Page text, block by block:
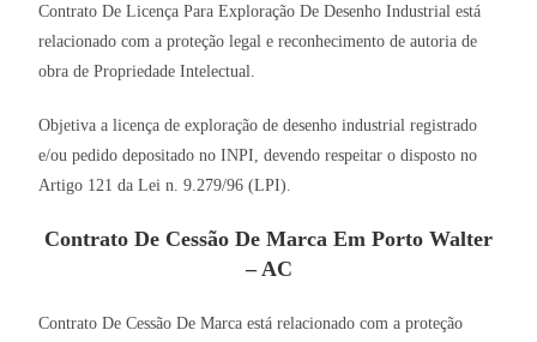
Contrato De Licença Para Exploração De Desenho Industrial está
relacionado com a proteção legal e reconhecimento de autoria de
obra de Propriedade Intelectual.
Objetiva a licença de exploração de desenho industrial registrado
e/ou pedido depositado no INPI, devendo respeitar o disposto no
Artigo 121 da Lei n. 9.279/96 (LPI).
Contrato De Cessão De Marca Em Porto Walter
– AC
Contrato De Cessão De Marca está relacionado com a proteção